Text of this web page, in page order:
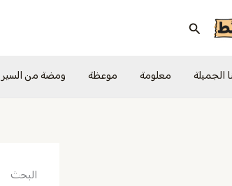
البحث
الجميلة معلومة موعظة ومضة من السير
البحث